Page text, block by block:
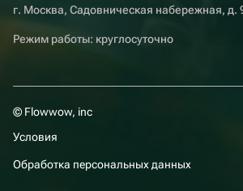
г. Москва, Садовническая набережная,
Режим работы: круглосуточно
© Flowwow, inc
Условия
Обработка персональных данных